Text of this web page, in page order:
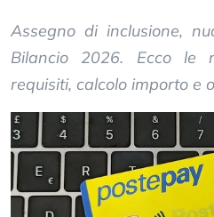
Assegno di inclusione,
Bilancio 2026. Ecco le
requisiti, calcolo importo e